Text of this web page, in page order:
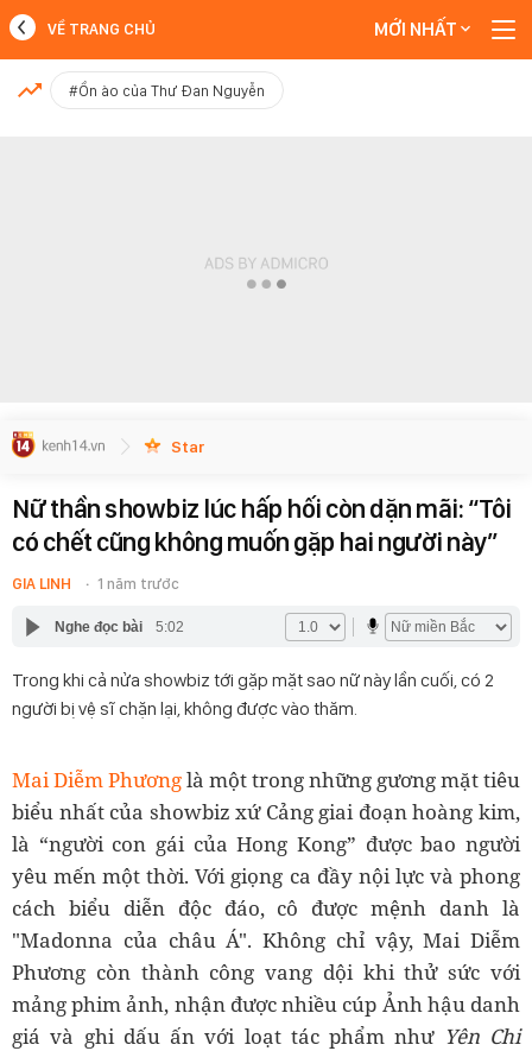
MỚI NHẤT
VỀ TRANG CHỦ MỚI NHẤT
#Ồn ào của Thư Đan Nguyễn
Star
Nữ thần showbiz lúc hấp hối còn dặn mãi: “Tôi
có chết cũng không muốn gặp hai người này”
GIA LINH 1 năm trước
Nghe đọc bài 5:02
Trong khi cả nửa showbiz tới gặp mặt sao nữ này lần cuối, có 2
người bị vệ sĩ chặn lại, không được vào thăm.
Mai Diễm Phươnglà một trong những gương mặt tiêu
biểu nhất của showbiz xứ Cảng giai đoạn hoàng kim,
là “người con gái của Hong Kong” được bao người
yêu mến một thời. Với giọng ca đầy nội lực và phong
cách biểu diễn độc đáo, cô được mệnh danh là
"Madonna của châu Á". Không chỉ vậy, Mai Diễm
Phương còn thành công vang dội khi thử sức với
mảng phim ảnh, nhận được nhiều cúp Ảnh hậu danh
giá và ghi dấu ấn với loạt tác phẩm như Yên Chi